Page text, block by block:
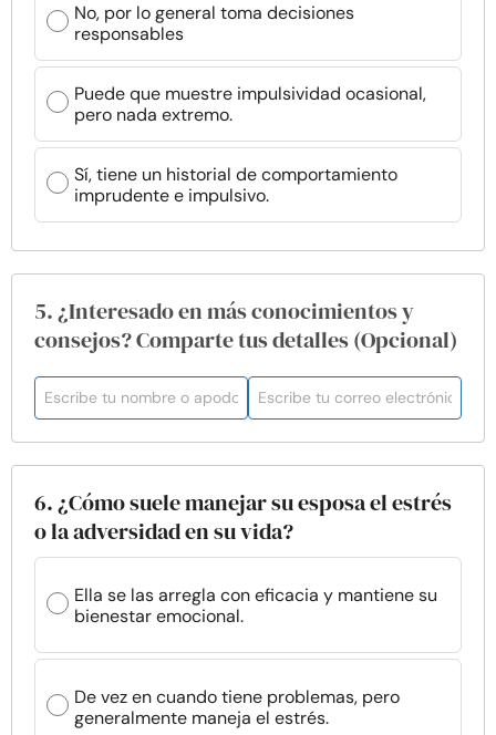
No, por lo general toma decisiones
responsables
Puede que muestre impulsividad ocasional,
pero nada extremo.
Sí, tiene un historial de comportamiento
imprudente e impulsivo.
5. ¿Interesado en más conocimientos y
consejos? Comparte tus detalles (Opcional)
6. ¿Cómo suele manejar su esposa el estrés
o la adversidad en su vida?
Ella se las arregla con eficacia y mantiene su
bienestar emocional.
De vez en cuando tiene problemas, pero
generalmente maneja el estrés.